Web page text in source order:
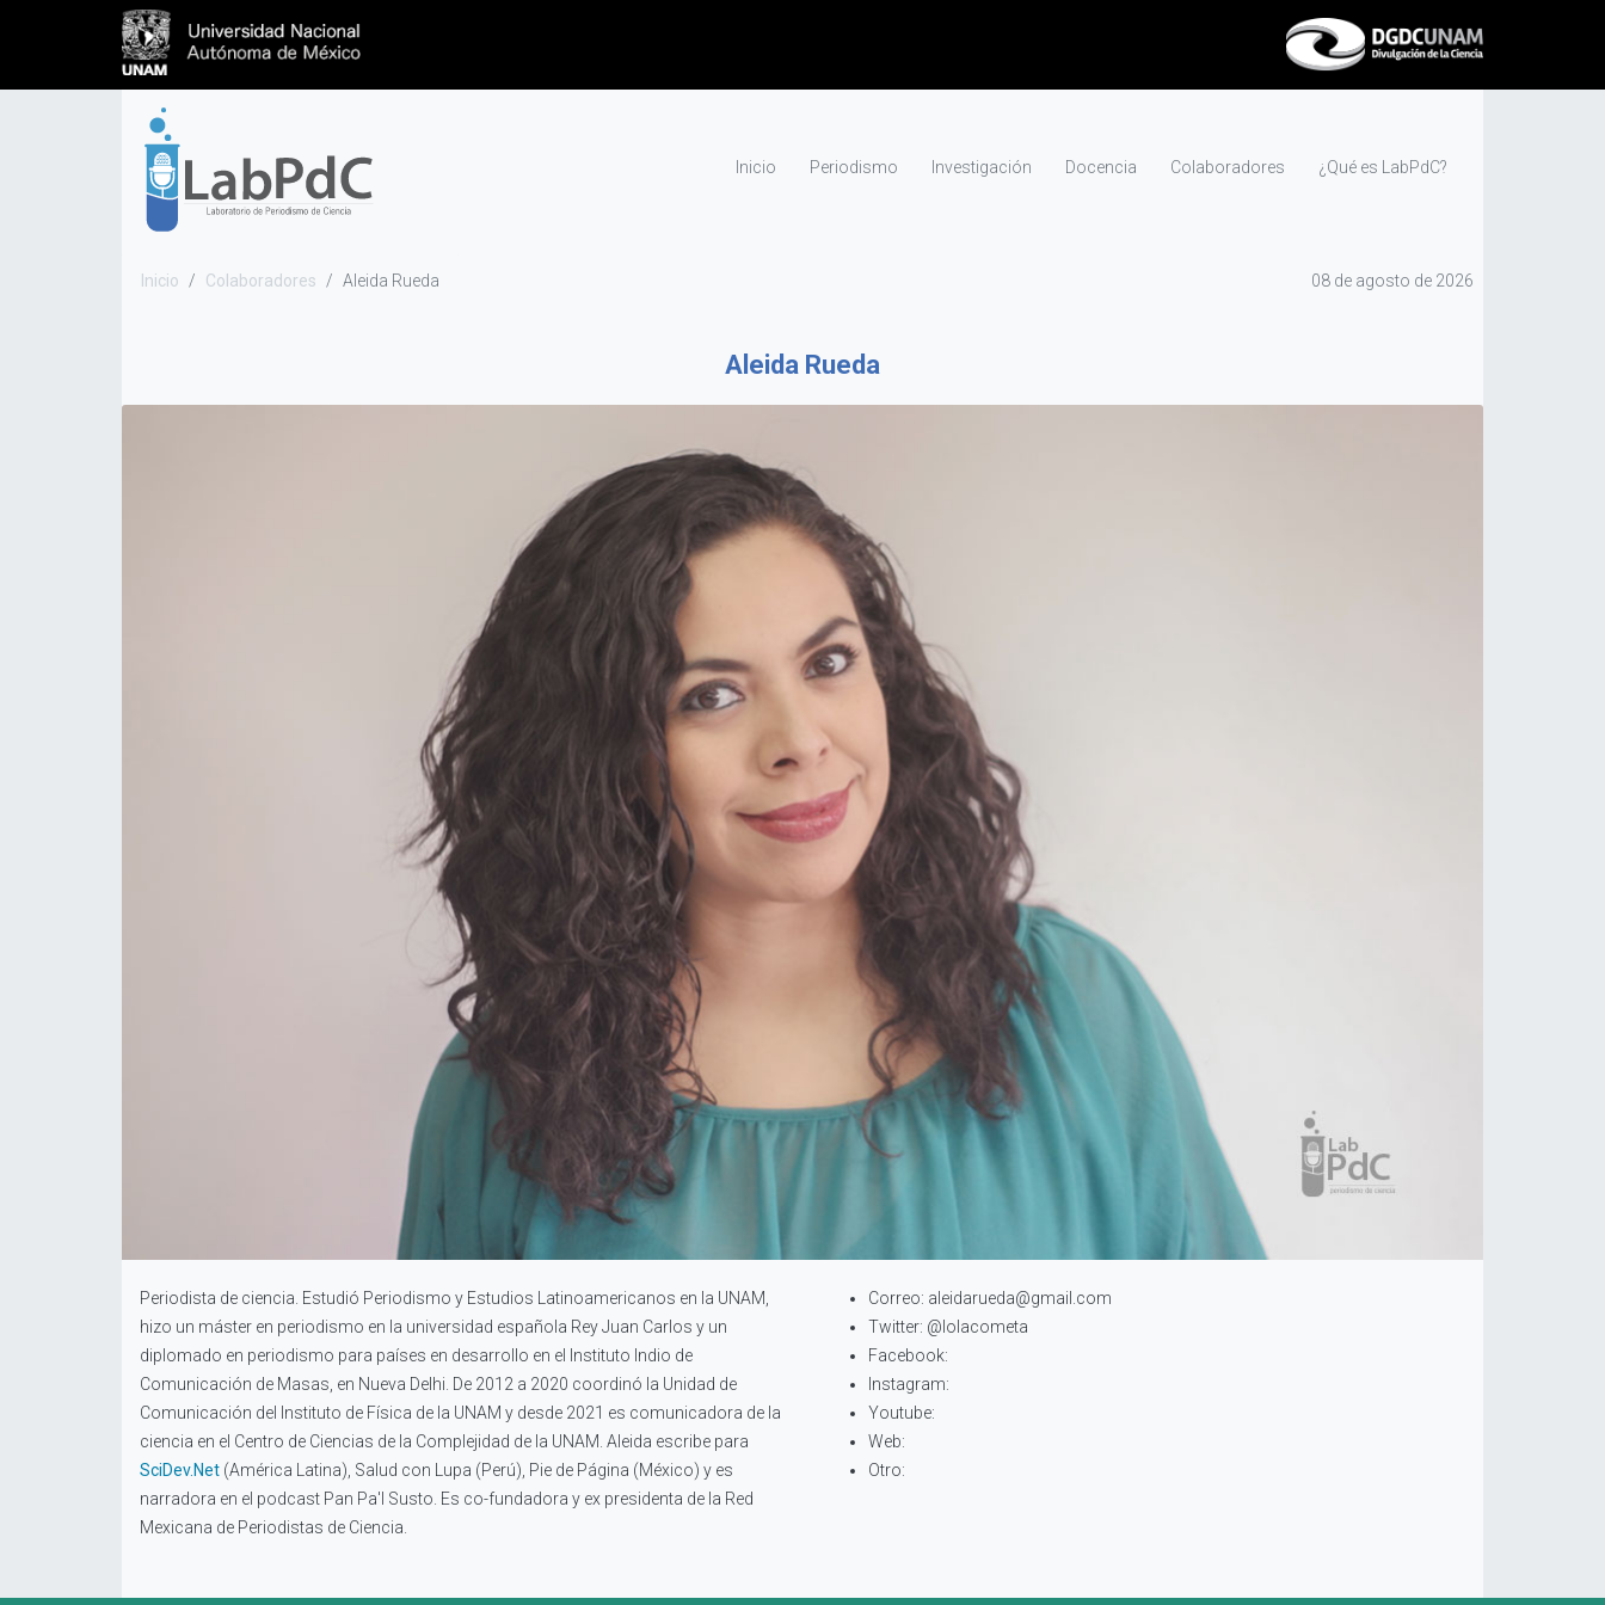
Inicio Periodismo Investigación Docencia Colaboradores ¿Qué es LabPdC?
Inicio Colaboradores Aleida Rueda 08 de agosto de 2026
Aleida Rueda
Periodista de ciencia. Estudió Periodismo y Estudios Latinoamericanos en la UNAM,
hizo un máster en periodismo en la universidad española Rey Juan Carlos y un
diplomado en periodismo para países en desarrollo en el Instituto Indio de
Comunicación de Masas, en Nueva Delhi. De 2012 a 2020 coordinó la Unidad de
Comunicación del Instituto de Física de la UNAM y desde 2021 es comunicadora de la
ciencia en el Centro de Ciencias de la Complejidad de la UNAM. Aleida escribe para
SciDev.Net (América Latina), Salud con Lupa (Perú), Pie de Página (México) y es
narradora en el podcast Pan Pa'l Susto. Es co-fundadora y ex presidenta de la Red
Mexicana de Periodistas de Ciencia.
Correo: aleidarueda@gmail.com
Twitter: @lolacometa
Facebook:
Instagram:
Youtube:
Web:
Otro: